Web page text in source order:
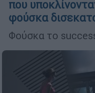
που
φούσκα
Φούσκα το